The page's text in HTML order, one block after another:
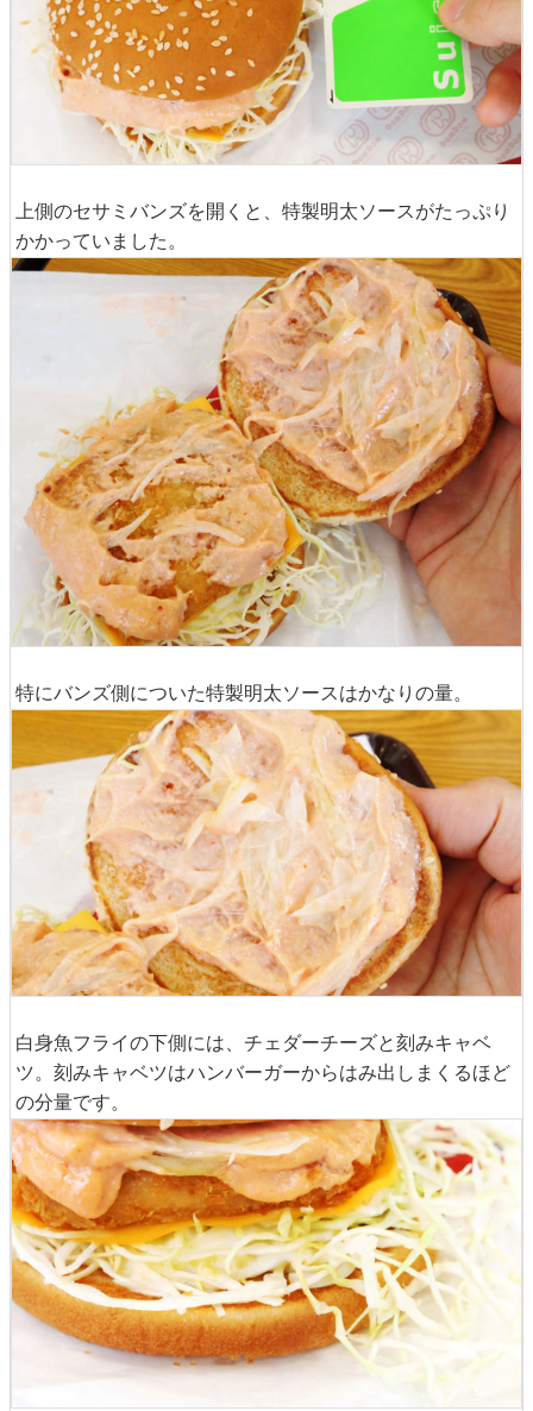
上側のセサミバンズを開くと、特製明太ソースがたっぷり
かかっていました。
特にバンズ側についた特製明太ソースはかなりの量。
白身魚フライの下側には、チェダーチーズと刻みキャベ
ツ。刻みキャベツはハンバーガーからはみ出しまくるほど
の分量です。